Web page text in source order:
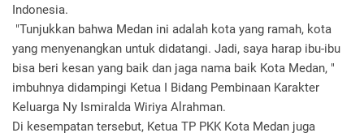
Indonesia.
"Tunjukkan bahwa Medan ini adalah kota yang ramah, kota
yang menyenangkan untuk didatangi. Jadi, saya harap ibu-ibu
bisa beri kesan yang baik dan jaga nama baik Kota Medan, "
imbuhnya didampingi Ketua I Bidang Pembinaan Karakter
Keluarga Ny Ismiralda Wiriya Alrahman.
Di kesempatan tersebut, Ketua TP PKK Kota Medan juga